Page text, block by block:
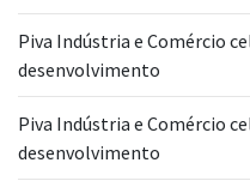
Piva Indústria e Comércio
desenvolvimento
Piva Indústria e Comércio
desenvolvimento